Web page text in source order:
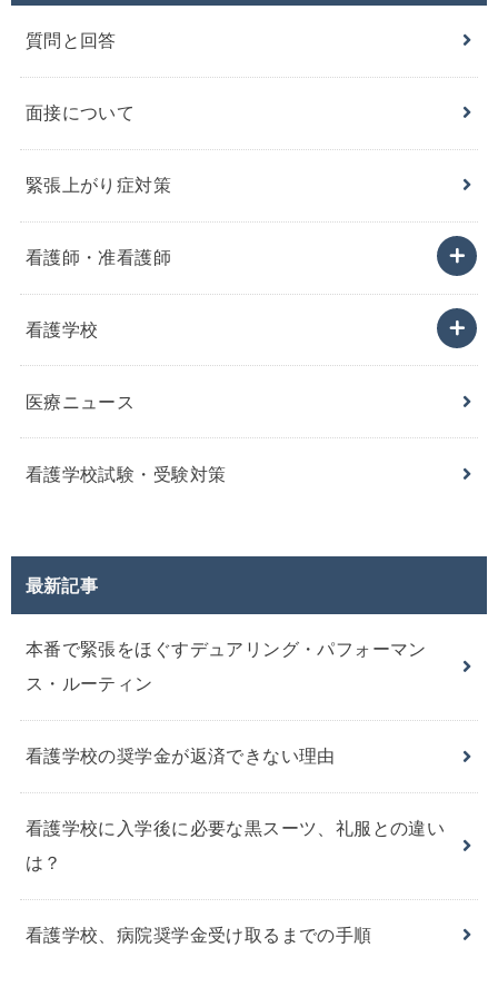
質問と回答
面接について
緊張上がり症対策
看護師・准看護師
看護学校
医療ニュース
看護学校試験・受験対策
最新記事
本番で緊張をほぐすデュアリング・パフォーマン
ス・ルーティン
看護学校の奨学金が返済できない理由
看護学校に入学後に必要な黒スーツ、礼服との違い
は？
看護学校、病院奨学金受け取るまでの手順